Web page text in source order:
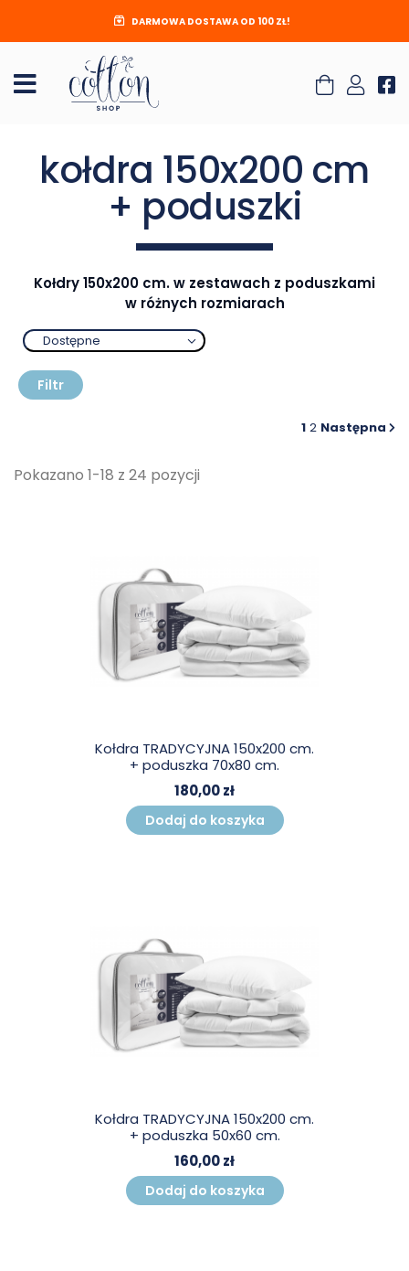
DARMOWA DOSTAWA OD 100 ZŁ!
kołdra 150x200 cm
+ poduszki
Kołdry 150x200 cm. w zestawach z poduszkami
w różnych rozmiarach
Dostępne
Filtr
1 2 Następna
Pokazano 1-18 z 24 pozycji
Kołdra TRADYCYJNA 150x200 cm.
+ poduszka 70x80 cm.
180,00 zł
Dodaj do koszyka
Kołdra TRADYCYJNA 150x200 cm.
+ poduszka 50x60 cm.
160,00 zł
Dodaj do koszyka